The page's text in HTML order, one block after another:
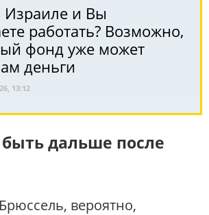
Израиле и Вы
работать? Возможно,
фонд уже может
деньги
13:12
дальше после
вероятно,